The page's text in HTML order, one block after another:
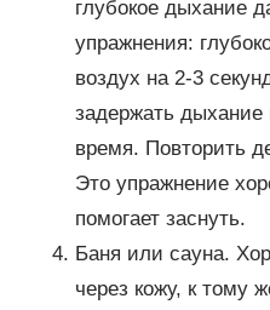
глубокое дыхание
упражнения:
воздух на 2-3
задержать
время. Повторить
Это упражнение
помогает заснуть.
Баня или сауна.
через кожу, к тому